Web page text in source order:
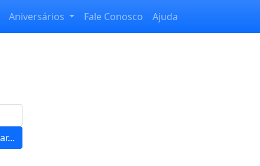
Aniversários Fale Conosco Ajuda